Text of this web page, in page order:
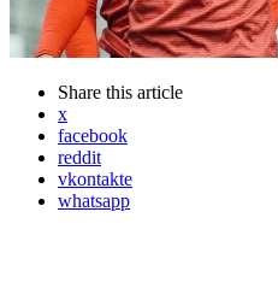
Share this article
x
facebook
reddit
vkontakte
whatsapp